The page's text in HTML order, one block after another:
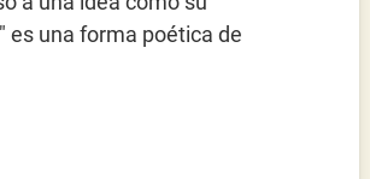
es una forma poética de